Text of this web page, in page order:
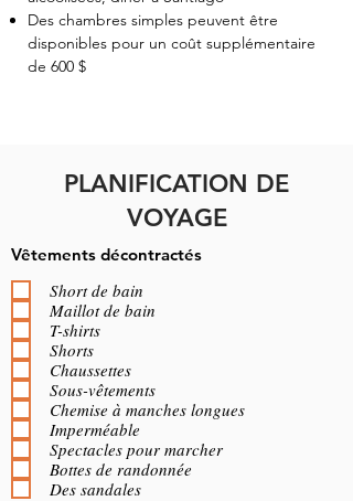
Des chambres simples peuvent être
disponibles pour un coût supplémentaire
de 600 $
PLANIFICATION DE
VOYAGE
Vêtements décontractés
Short de bain
Maillot de bain
T-shirts
Shorts
Chaussettes
Sous-vêtements
Chemise à manches longues
Imperméable
Spectacles pour marcher
Bottes de randonnée
Des sandales